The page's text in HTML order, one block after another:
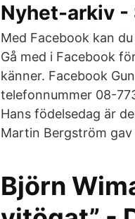
Nyhet-arkiv -
Med Facebook kan
Gå med i Facebook
känner. Facebook
telefonnummer 08-
Hans födelsedag är
Martin Bergström
Björn